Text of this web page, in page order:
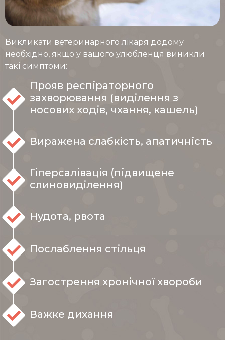
Викликати ветеринарного лікаря додому
необхідно, якщо у вашого улюбленця виникли
такі симптоми:
Прояв респіраторного
захворювання (виділення з
носових ходів, чхання, кашель)
Виражена слабкість, апатичність
Гіперсалівація (підвищене
слиновиділення)
Нудота, рвота
Послаблення стільця
Загострення хронічної хвороби
Важке дихання